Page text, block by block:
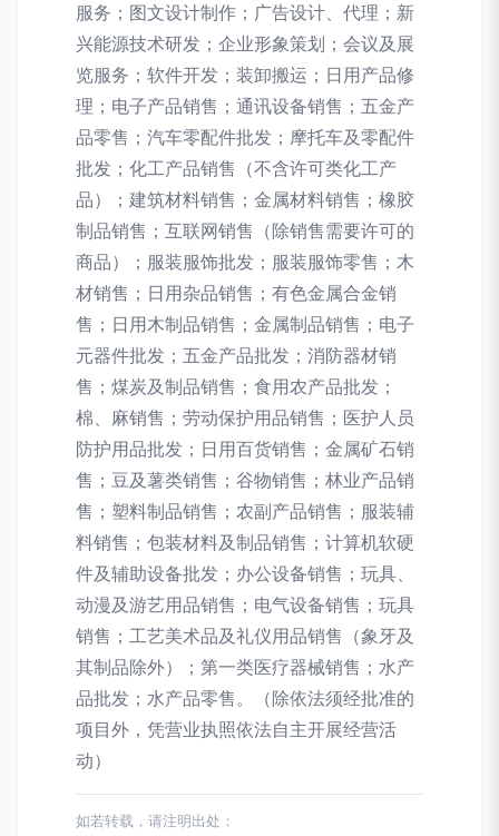
服务；图文设计制作；广告设计、代理；新
兴能源技术研发；企业形象策划；会议及展
览服务；软件开发；装卸搬运；日用产品修
理；电子产品销售；通讯设备销售；五金产
品零售；汽车零配件批发；摩托车及零配件
批发；化工产品销售（不含许可类化工产
品）；建筑材料销售；金属材料销售；橡胶
制品销售；互联网销售（除销售需要许可的
商品）；服装服饰批发；服装服饰零售；木
材销售；日用杂品销售；有色金属合金销
售；日用木制品销售；金属制品销售；电子
元器件批发；五金产品批发；消防器材销
售；煤炭及制品销售；食用农产品批发；
棉、麻销售；劳动保护用品销售；医护人员
防护用品批发；日用百货销售；金属矿石销
售；豆及薯类销售；谷物销售；林业产品销
售；塑料制品销售；农副产品销售；服装辅
料销售；包装材料及制品销售；计算机软硬
件及辅助设备批发；办公设备销售；玩具、
动漫及游艺用品销售；电气设备销售；玩具
销售；工艺美术品及礼仪用品销售（象牙及
其制品除外）；第一类医疗器械销售；水产
品批发；水产品零售。（除依法须经批准的
项目外，凭营业执照依法自主开展经营活
动）
如若转载，请注明出处：